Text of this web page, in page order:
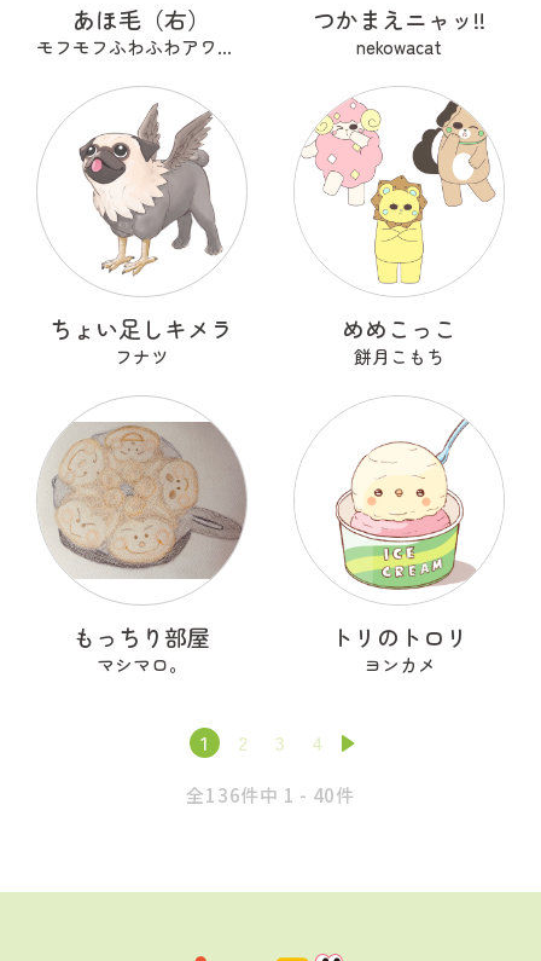
あほ毛（右）
モフモフふわふわアワアワ
つかまえニャッ!!
nekowacat
ちょい足しキメラ
フナツ
めめこっこ
餅月こもち
もっちり部屋
マシマロ。
トリのトロリ
ヨンカメ
1 2 3 4
全136件中 1 - 40件